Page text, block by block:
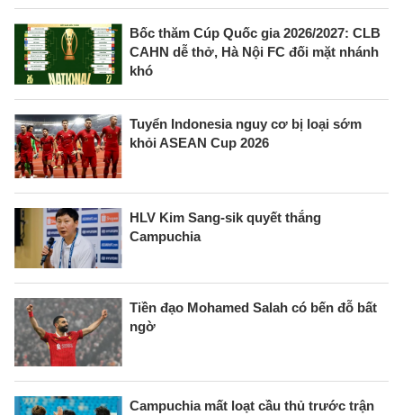
Bốc thăm Cúp Quốc gia 2026/2027: CLB
CAHN dễ thở, Hà Nội FC đối mặt nhánh
khó
Tuyển Indonesia nguy cơ bị loại sớm
khỏi ASEAN Cup 2026
HLV Kim Sang-sik quyết thắng
Campuchia
Tiền đạo Mohamed Salah có bến đỗ bất
ngờ
Campuchia mất loạt cầu thủ trước trận